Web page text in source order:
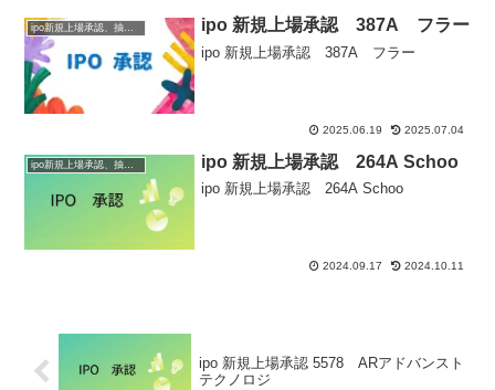
ipo新規上場承認、抽選情報 ipo 新規上場承認 387A フラー
ipo 新規上場承認 387A フラー
2025.06.19 2025.07.04
ipo新規上場承認、抽選情報 ipo 新規上場承認 264A Schoo
ipo 新規上場承認 264A Schoo
2024.09.17 2024.10.11
ipo 新規上場承認 5578 ARアドバンスト
テクノロジ